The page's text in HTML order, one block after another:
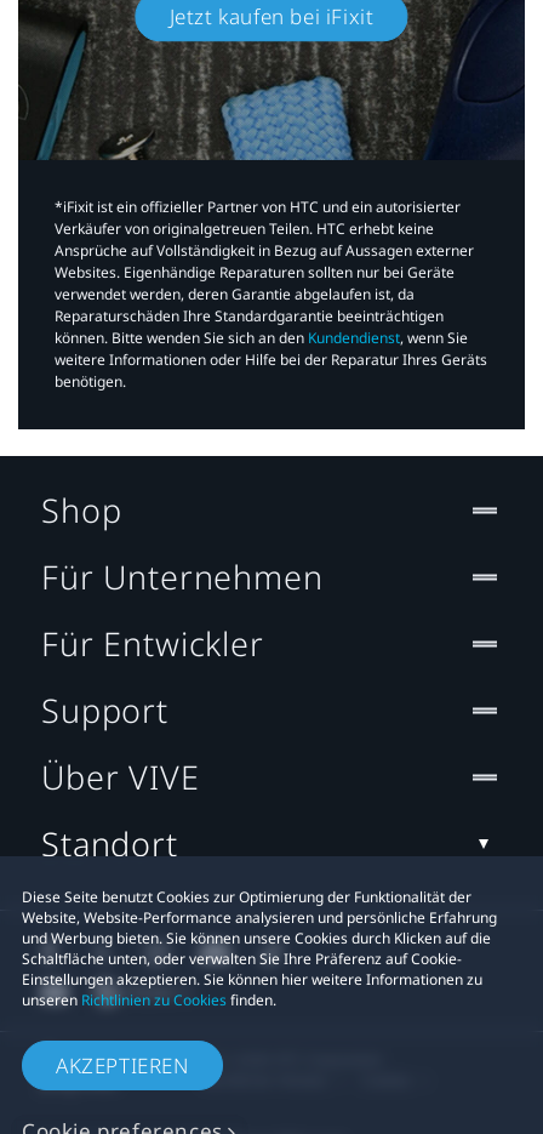
Jetzt kaufen bei iFixit​
*iFixit ist ein offizieller Partner von HTC und ein autorisierter
Verkäufer von originalgetreuen Teilen. HTC erhebt keine
Ansprüche auf Vollständigkeit in Bezug auf Aussagen externer
Websites. Eigenhändige Reparaturen sollten nur bei Geräte
verwendet werden, deren Garantie abgelaufen ist, da
Reparaturschäden Ihre Standardgarantie beeinträchtigen
können. Bitte wenden Sie sich an den Kundendienst, wenn Sie
weitere Informationen oder Hilfe bei der Reparatur Ihres Geräts
benötigen.​
Diese Seite benutzt Cookies zur Optimierung der Funktionalität der
Website, Website-Performance analysieren und persönliche Erfahrung
und Werbung bieten. Sie können unsere Cookies durch Klicken auf die
Schaltfläche unten, oder verwalten Sie Ihre Präferenz auf Cookie-
Einstellungen akzeptieren. Sie können hier weitere Informationen zu
unseren Richtlinien zu Cookiesfinden.
AKZEPTIEREN
Shop
Für Unternehmen
Für Entwickler
Support
Über VIVE
Standort
© 2011-2026 HTC Corporation
Rechtlicher Hinweis